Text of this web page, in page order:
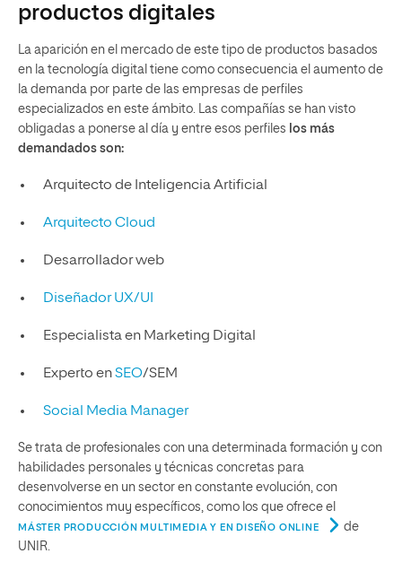
productos digitales
La aparición en el mercado de este tipo de productos basados
en la tecnología digital tiene como consecuencia el aumento de
la demanda por parte de las empresas de perfiles
especializados en este ámbito. Las compañías se han visto
obligadas a ponerse al día y entre esos perfiles los más
demandados son:
Arquitecto de Inteligencia Artificial
Arquitecto Cloud
Desarrollador web
Diseñador UX/UI
Especialista en Marketing Digital
Experto enSEO/SEM
Social Media Manager
Se trata de profesionales con una determinada formación y con
habilidades personales y técnicas concretas para
desenvolverse en un sector en constante evolución, con
conocimientos muy específicos, como los que ofrece el
MÁSTER PRODUCCIÓN MULTIMEDIA Y EN DISEÑO ONLINE
de
UNIR.